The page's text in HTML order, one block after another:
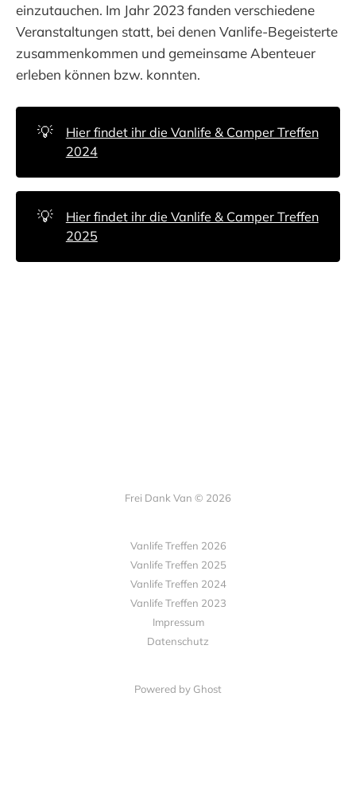
einzutauchen. Im Jahr 2023 fanden verschiedene
Veranstaltungen statt, bei denen Vanlife-Begeisterte
zusammenkommen und gemeinsame Abenteuer
erleben können bzw. konnten.
💡
Hier findet ihr die Vanlife & Camper Treffen
2024
💡
Hier findet ihr die Vanlife & Camper Treffen
2025
Frei Dank Van © 2026
Vanlife Treffen 2026
Vanlife Treffen 2025
Vanlife Treffen 2024
Vanlife Treffen 2023
Impressum
Datenschutz
Powered by Ghost